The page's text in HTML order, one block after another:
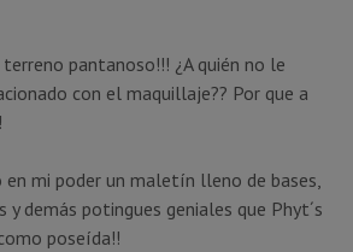
pantanoso!!! ¿A quién no le
con el maquillaje?? Por que a
en mi poder un maletín lleno de bases,
y demás potingues geniales que Phyt´s
poseída!!